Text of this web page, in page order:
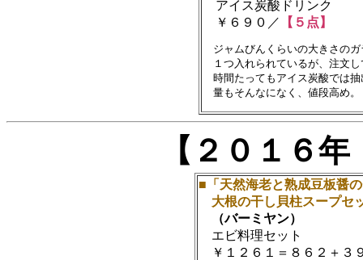
アイス炭酸ドリンク
￥６９０／ 【５点】
ジャムびんくらいの大きさの
１つ入れられているが、注文
時間たってもアイス炭酸では抽
【２０１６
■「天然海老と熟成豆板醤
大根の干し貝柱スープセ
（バーミヤン）
エビ料理セット
￥１２６１＝８６２＋３